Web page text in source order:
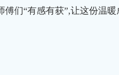
们“有感有获”,让这份温